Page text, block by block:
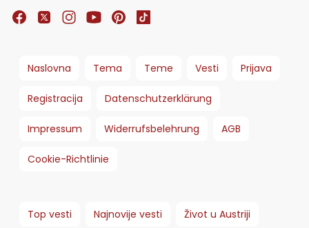
Naslovna Tema Teme Vesti Prijava
Registracija Datenschutzerklärung
Impressum Widerrufsbelehrung AGB
Cookie-Richtlinie
Top vesti Najnovije vesti Život u Austriji